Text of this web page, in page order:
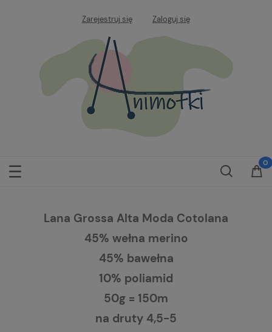
Zarejestruj się Zaloguj się
Lana Grossa Alta Moda Cotolana
45% wełna merino
45% bawełna
10% poliamid
50g = 150m
na druty 4,5-5